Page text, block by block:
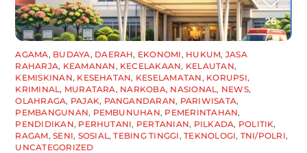
AGAMA, BUDAYA, DAERAH, EKONOMI , HUKUM, JASA
RAHARJA, KEAMANAN , KECELAKAAN, KELAUTAN,
KEMISKINAN, KESEHATAN, KESELAMATAN , KORUPSI,
KRIMINAL , MURATARA, NARKOBA, NASIONAL , NEWS,
OLAHRAGA, PAJAK, PANGANDARAN, PARIWISATA,
PEMBANGUNAN, PEMBUNUHAN, PEMERINTAHAN,
PENDIDIKAN, PERHUTANI, PERTANIAN, PILKADA, POLITIK,
RAGAM,SENI, SOSIAL ,TEBING TINGGI ,TEKNOLOGI, TNI/POLRI,
UNCATEGORIZED